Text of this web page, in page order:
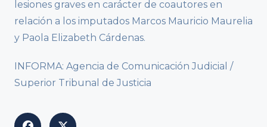
lesiones graves en carácter de coautores en
relación a los imputados Marcos Mauricio Maurelia
y Paola Elizabeth Cárdenas.
INFORMA: Agencia de Comunicación Judicial /
Superior Tribunal de Justicia